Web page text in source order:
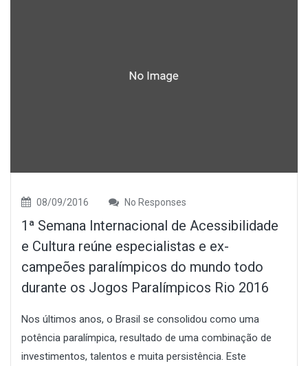
08/09/2016 No Responses
1ª Semana Internacional de Acessibilidade
e Cultura reúne especialistas e ex-
campeões paralímpicos do mundo todo
durante os Jogos Paralímpicos Rio 2016
Nos últimos anos, o Brasil se consolidou como uma
potência paralímpica, resultado de uma combinação de
investimentos, talentos e muita persistência. Este